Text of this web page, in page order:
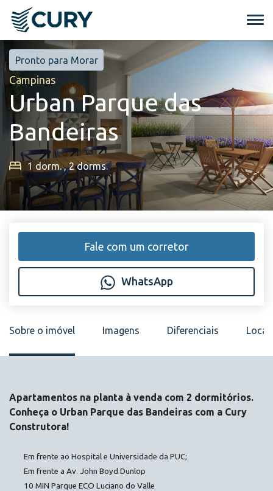
Pronto para Morar
Campinas
Urban Parque das
Bandeiras
1 dorm. , 2 dorms.
Fale com um corretor
WhatsApp
Sobre o imóvel Imagens Diferenciais
Apartamentos na planta à venda com 2 dormitórios.
Conheça o Urban Parque das Bandeiras com a Cury
Construtora!
Em frente ao Hospital e Universidade da PUC;
Em frente a Av. John Boyd Dunlop
10 MIN Parque ECO Luciano do Valle